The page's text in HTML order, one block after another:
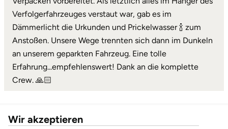
Verfolgerfahrzeuges verstaut war, gab es im
Dämmerlicht die Urkunden und Prickelwasser 🍾 zum
Anstoßen. Unsere Wege trennten sich dann im Dunkeln
an unserem geparkten Fahrzeug. Eine tolle
Erfahrung...empfehlenswert! Dank an die komplette
Crew. 🙏🏻
Wir akzeptieren